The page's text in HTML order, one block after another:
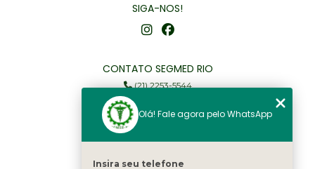
SIGA-NOS!
CONTATO SEGMED RIO
(21) 2253-5544
(21) 97905-3352
segmed@segmedrio.com.br
Olá! Fale agora pelo WhatsApp
Insira seu telefone